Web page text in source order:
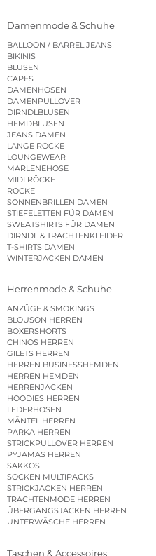
Damenmode & Schuhe
BALLOON / BARREL JEANS
BIKINIS
BLUSEN
CAPES
DAMENHOSEN
DAMENPULLOVER
DIRNDLBLUSEN
HEMDBLUSEN
JEANS DAMEN
LANGE RÖCKE
LOUNGEWEAR
MARLENEHOSE
MIDI RÖCKE
RÖCKE
SONNENBRILLEN DAMEN
STIEFELETTEN FÜR DAMEN
SWEATSHIRTS FÜR DAMEN
DIRNDL & TRACHTENKLEIDER
T-SHIRTS DAMEN
WINTERJACKEN DAMEN
Herrenmode & Schuhe
ANZÜGE & SMOKINGS
BLOUSON HERREN
BOXERSHORTS
CHINOS HERREN
GILETS HERREN
HERREN BUSINESSHEMDEN
HERREN HEMDEN
HERRENJACKEN
HOODIES HERREN
LEDERHOSEN
MÄNTEL HERREN
PARKA HERREN
STRICKPULLOVER HERREN
PYJAMAS HERREN
SAKKOS
SOCKEN MULTIPACKS
STRICKJACKEN HERREN
TRACHTENMODE HERREN
ÜBERGANGSJACKEN HERREN
UNTERWÄSCHE HERREN
Taschen & Accessoires